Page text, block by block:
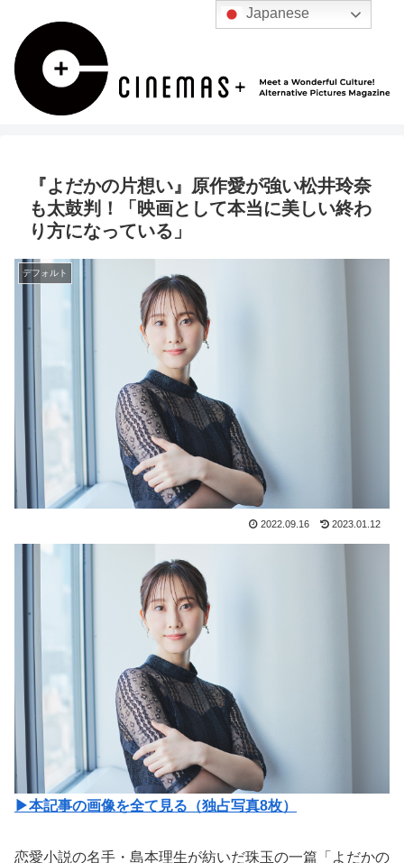
『よだかの片想い』原作愛が強い松井玲奈
も太鼓判！「映画として本当に美しい終わ
り方になっている」
デフォルト
2022.09.16 2023.01.12
▶︎本記事の画像を全て見る（独占写真8枚）
恋愛小説の名手・島本理生が紡いだ珠玉の一篇「よだかの
Japanese